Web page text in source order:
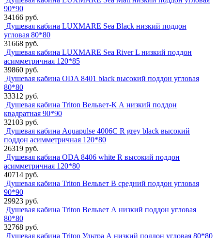
90*90
34166 руб.
Душевая кабина LUXMARE Sea Black низкий поддон
угловая 80*80
31668 руб.
Душевая кабина LUXMARE Sea River L низкий поддон
асимметричная 120*85
39860 руб.
Душевая кабина ODA 8401 black высокий поддон угловая
80*80
33312 руб.
Душевая кабина Triton Вельвет-К А низкий поддон
квадратная 90*90
32103 руб.
Душевая кабина Aquapulse 4006С R grey black высокий
поддон асимметричная 120*80
26319 руб.
Душевая кабина ODA 8406 white R высокий поддон
асимметричная 120*80
40714 руб.
Душевая кабина Triton Вельвет B средний поддон угловая
90*90
29923 руб.
Душевая кабина Triton Вельвет А низкий поддон угловая
80*80
32768 руб.
Душевая кабина Triton Ультра А низкий поддон угловая 80*80